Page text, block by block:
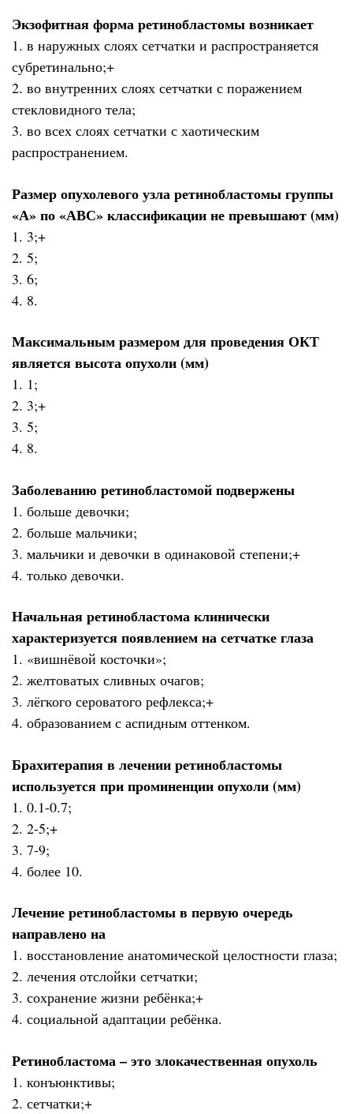
Экзофитная форма ретинобластомы возникает
1. в наружных слоях сетчатки и распространяется
субретинально;+
2. во внутренних слоях сетчатки с поражением
стекловидного тела;
3. во всех слоях сетчатки с хаотическим
распространением.
Размер опухолевого узла ретинобластомы группы
«А» по «АВС» классификации не превышают (мм)
1. 3;+
2. 5;
3. 6;
4. 8.
Максимальным размером для проведения ОКТ
является высота опухоли (мм)
1. 1;
2. 3;+
3. 5;
4. 8.
Заболеванию ретинобластомой подвержены
1. больше девочки;
2. больше мальчики;
3. мальчики и девочки в одинаковой степени;+
4. только девочки.
Начальная ретинобластома клинически
характеризуется появлением на сетчатке глаза
1. «вишнёвой косточки»;
2. желтоватых сливных очагов;
3. лёгкого сероватого рефлекса;+
4. образованием с аспидным оттенком.
Брахитерапия в лечении ретинобластомы
используется при проминенции опухоли (мм)
1. 0.1-0.7;
2. 2-5;+
3. 7-9;
4. более 10.
Лечение ретинобластомы в первую очередь
направлено на
1. восстановление анатомической целостности глаза;
2. лечения отслойки сетчатки;
3. сохранение жизни ребёнка;+
4. социальной адаптации ребёнка.
Ретинобластома – это злокачественная опухоль
1. конъюнктивы;
2. сетчатки;+